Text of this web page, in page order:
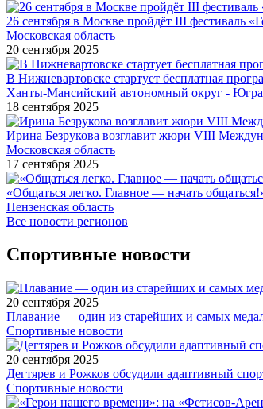
26 сентября в Москве пройдёт III фестиваль
Московская область
20 сентября 2025
В Нижневартовске стартует бесплатная
Ханты-Мансийский автономный округ - Югра
18 сентября 2025
Ирина Безрукова возглавит жюри VIII
Московская область
17 сентября 2025
«Общаться легко. Главное — начать
Пензенская область
Все новости регионов
Спортивные новости
20 сентября 2025
Плавание — один из старейших и самых
Спортивные новости
20 сентября 2025
Дегтярев и Рожков обсудили адаптивный
Спортивные новости